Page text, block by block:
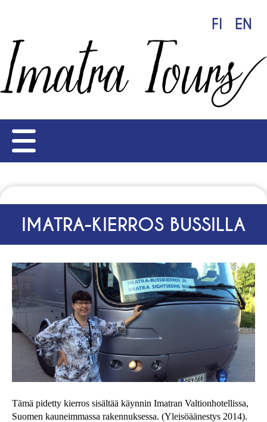
FI EN
IMATRA-KIERROS BUSSILLA
Tämä pidetty kierros sisältää käynnin Imatran Valtionhotellissa,
Suomen kauneimmassa rakennuksessa. (Yleisöäänestys 2014).